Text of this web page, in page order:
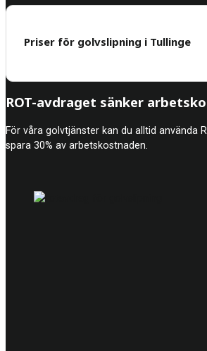
Priser för golvslipning i Tullinge
ROT-avdraget sänker
För våra golvtjänster kan du alltid använda
spara 30% av arbetskostnaden.